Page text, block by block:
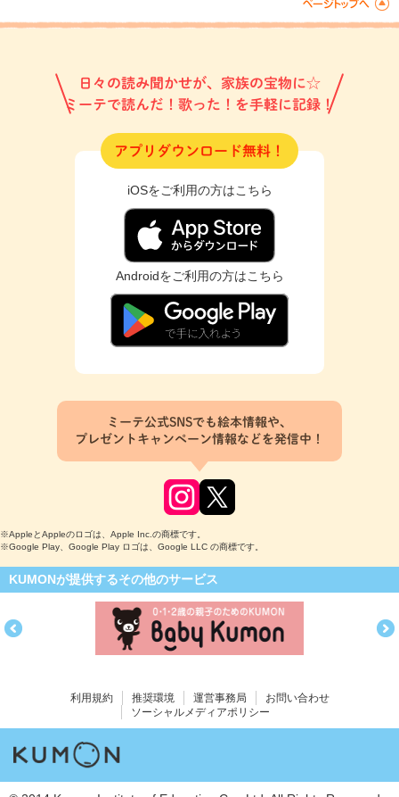
日々の読み聞かせが、家族の宝物に☆
ミーテで読んだ！歌った！を手軽に記録！
アプリダウンロード無料！
iOSをご利用の方はこちら
Androidをご利用の方はこちら
ミーテ公式SNSでも絵本情報や、
プレゼントキャンペーン情報などを発信中！
※AppleとAppleのロゴは、Apple Inc.の商標です。
※Google Play、Google Play ロゴは、Google LLC の商標です。
KUMONが提供するその他のサービス
利用規約 推奨環境 運営事務局
お問い合わせ
ソーシャルメディアポリシー